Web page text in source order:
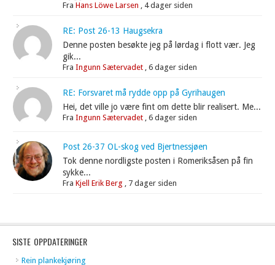
FraHans Löwe Larsen , 4 dager siden
RE: Post 26-13 Haugsekra
Denne posten besøkte jeg på lørdag i flott vær. Jeg
gik...
FraIngunn Sætervadet ,6 dager siden
RE: Forsvaret må rydde opp på Gyrihaugen
Hei, det ville jo være fint om dette blir realisert. Me...
FraIngunn Sætervadet ,6 dager siden
Post 26-37 OL-skog ved Bjertnessjøen
Tok denne nordligste posten i Romeriksåsen på fin
sykke...
FraKjell Erik Berg , 7 dager siden
SISTE OPPDATERINGER
Rein plankekjøring